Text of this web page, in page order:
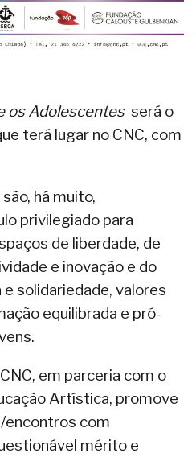
os Adolescentesserá o
terá lugar no CNC, com
há muito,
privilegiado para
de liberdade, de
e inovação e do
solidariedade, valores
equilibrada e pró-
em parceria com o
Artística, promove
encontros com
mérito e